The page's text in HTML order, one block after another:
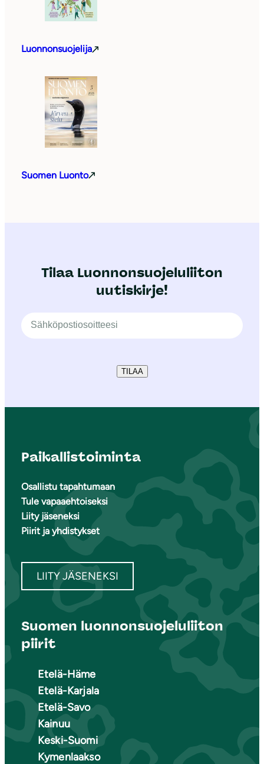
Luonnonsuojelija
Suomen Luonto
Tilaa Luonnonsuojeluliiton
uutiskirje!
TILAA
Paikallistoiminta
Osallistu tapahtumaan
Tule vapaaehtoiseksi
Liity jäseneksi
Piirit ja yhdistykset
LIITY JÄSENEKSI
Suomen luonnonsuojeluliiton
piirit
Etelä-Häme
Etelä-Karjala
Etelä-Savo
Kainuu
Keski-Suomi
Kymenlaakso